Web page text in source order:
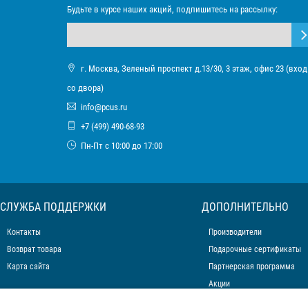
Будьте в курсе наших акций, подпишитесь на рассылку:
г. Москва, Зеленый проспект д.13/30, 3 этаж, офис 23 (вход
со двора)
info@pcus.ru
+7 (499) 490-68-93
Пн-Пт с 10:00 до 17:00
СЛУЖБА ПОДДЕРЖКИ
Контакты
Возврат товара
Карта сайта
ДОПОЛНИТЕЛЬНО
Производители
Подарочные сертификаты
Партнерская программа
Акции